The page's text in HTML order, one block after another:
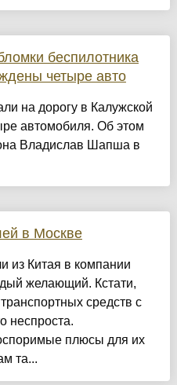
беспилотника
четыре авто
на дорогу в Калужской
автомобиля. Об этом
Владислав Шапша в
в Москве
из Китая в компании
желающий. Кстати,
средств с
неспроста.
плюсы для их
та...